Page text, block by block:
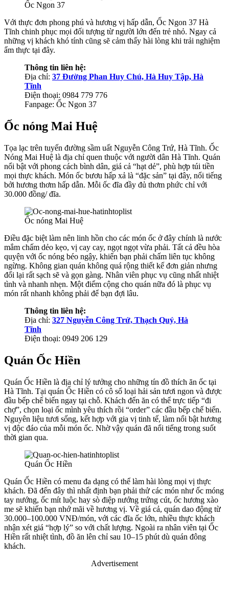
Ốc Ngon 37
Với thực đơn phong phú và hương vị hấp dẫn, Ốc Ngon 37 Hà
Tĩnh chinh phục mọi đối tượng từ người lớn đến trẻ nhỏ. Ngay cả
những vị khách khó tính cũng sẽ cảm thấy hài lòng khi trải nghiệm
ẩm thực tại đây.
Thông tin liên hệ:
Địa chỉ: 37 Đường Phan Huy Chú, Hà Huy Tập, Hà
Tĩnh
Điện thoại: 0984 779 776
Fanpage: Ốc Ngon 37
Ốc nóng Mai Huệ
Tọa lạc trên tuyến đường sầm uất Nguyễn Công Trứ, Hà Tĩnh. Ốc
Nóng Mai Huệ là địa chỉ quen thuộc với người dân Hà Tĩnh. Quán
nổi bật với phong cách bình dân, giá cả “hạt dẻ”, phù hợp túi tiền
mọi thực khách. Món ốc bươu hấp xả là “đặc sản” tại đây, nổi tiếng
bởi hương thơm hấp dẫn. Mỗi ốc đĩa đầy đủ thơm phức chỉ với
30.000 đồng/ đĩa.
Ốc nóng Mai Huệ
Điều đặc biệt làm nên linh hồn cho các món ốc ở đây chính là nước
mắm chấm dẻo kẹo, vị cay cay, ngọt ngọt vừa phải. Tất cả đều hòa
quyện với ốc nóng béo ngậy, khiến bạn phải chấm liên tục không
ngừng. Không gian quán không quá rộng thiết kế đơn giản nhưng
đổi lại rất sạch sẽ và gọn gàng. Nhân viên phục vụ cũng nhất nhiệt
tình và nhanh nhẹn. Một điểm cộng cho quán nữa đó là phục vụ
món rất nhanh không phải để bạn đợi lâu.
Thông tin liên hệ:
Địa chỉ: 327 Nguyễn Công Trứ, Thạch Quý, Hà
Tĩnh
Điện thoại: 0949 206 129
Quán Ốc Hiền
Quán Ốc Hiền là địa chỉ lý tưởng cho những tín đồ thích ăn ốc tại
Hà Tĩnh. Tại quán Ốc Hiền có cô số loại hải sản tươi ngon và được
đầu bếp chế biến ngay tại chỗ. Khách đến ăn có thể trực tiếp “đi
chợ”, chọn loại ốc mình yêu thích rồi “order” các đầu bếp chế biến.
Nguyên liệu tươi sống, kết hợp với gia vị tinh tế, làm nổi bật hương
vị độc đáo của mỗi món ốc. Nhờ vậy quán đã nổi tiếng trong suốt
thời gian qua.
Quán Ốc Hiền
Quán Ốc Hiền có menu đa dạng có thể làm hài lòng mọi vị thực
khách. Đã đến đây thì nhất định bạn phải thử các món như ốc móng
tay nướng, ốc mít luộc hay sò điệp nướng trứng cút, ốc hương xào
me sẽ khiến bạn nhớ mãi về hương vị. Về giá cả, quán dao động từ
30.000–100.000 VNĐ/món, với các đĩa ốc lớn, nhiều thực khách
nhận xét giá “hợp lý” so với chất lượng. Ngoài ra nhân viên tại Ốc
Hiền rất nhiệt tình, đồ ăn lên chỉ sau 10–15 phút dù quán đông
khách.
Advertisement